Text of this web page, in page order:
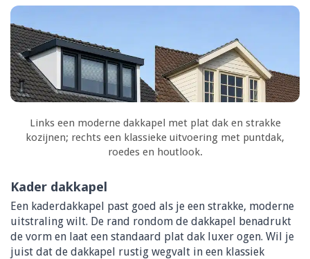
Links een moderne dakkapel met plat dak en strakke
kozijnen; rechts een klassieke uitvoering met puntdak,
roedes en houtlook.
Kader dakkapel
Een kaderdakkapel past goed als je een strakke, moderne
uitstraling wilt. De rand rondom de dakkapel benadrukt
de vorm en laat een standaard plat dak luxer ogen. Wil je
juist dat de dakkapel rustig wegvalt in een klassiek